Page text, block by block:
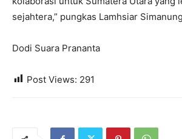
sejahtera,” pungkas Lamhsiar
Dodi Suara Prananta
Post Views: 291